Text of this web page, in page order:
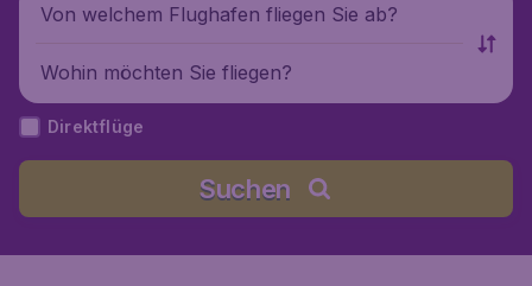
Von welchem Flughafen fliegen Sie ab?
Wohin möchten Sie fliegen?
Direktflüge
Suchen